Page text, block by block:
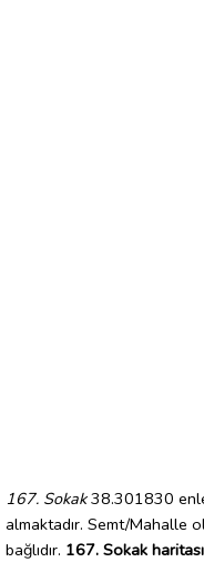
167. Sokak38.301830
almaktadır. Semt/Mahalle
bağlıdır. 167. Sokak haritası